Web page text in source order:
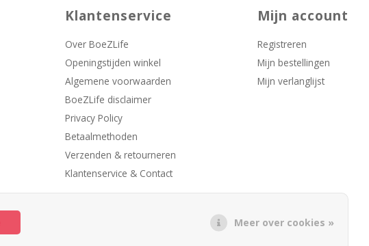
Klantenservice
Over BoeZLife
Openingstijden winkel
Algemene voorwaarden
BoeZLife disclaimer
Privacy Policy
Betaalmethoden
Verzenden & retourneren
Klantenservice & Contact
Mijn account
Registreren
Mijn bestellingen
Mijn verlanglijst
Meer over cookies »